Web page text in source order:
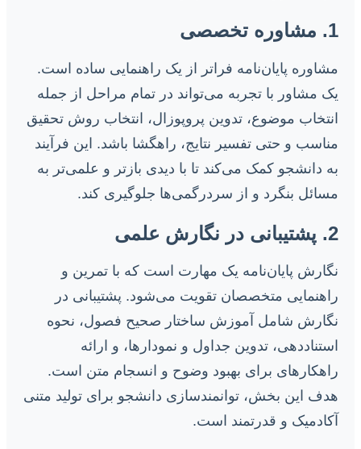
1. مشاوره تخصصی
مشاوره پایان‌نامه فراتر از یک راهنمایی ساده است.
یک مشاور با تجربه می‌تواند در تمام مراحل از جمله
انتخاب موضوع، تدوین پروپوزال، انتخاب روش تحقیق
مناسب و حتی تفسیر نتایج، راهگشا باشد. این فرآیند
به دانشجو کمک می‌کند تا با دیدی بازتر و علمی‌تر به
مسائل بنگرد و از سردرگمی‌ها جلوگیری کند.
2. پشتیبانی در نگارش علمی
نگارش پایان‌نامه یک مهارت است که با تمرین و
راهنمایی متخصصان تقویت می‌شود. پشتیبانی در
نگارش شامل آموزش ساختار صحیح فصول، نحوه
استناددهی، تدوین جداول و نمودارها، و ارائه
راهکارهای برای بهبود وضوح و انسجام متن است.
هدف این بخش، توانمندسازی دانشجو برای تولید متنی
آکادمیک و قدرتمند است.